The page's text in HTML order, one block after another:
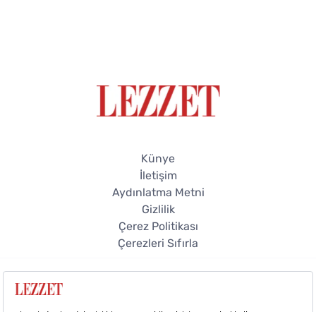
Künye
İletişim
Aydınlatma Metni
Gizlilik
Çerez Politikası
Çerezleri Sıfırla